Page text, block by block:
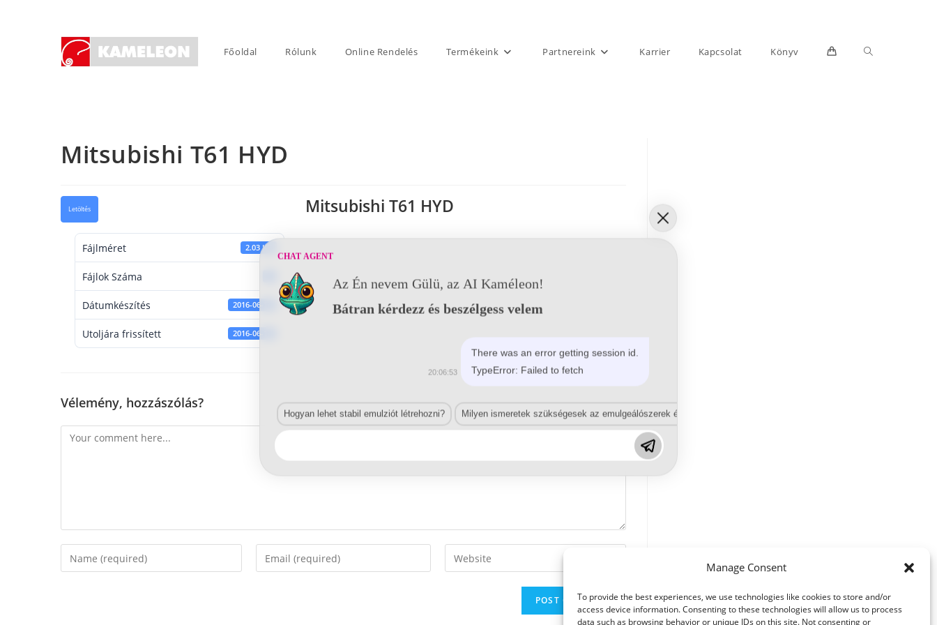
Manage Consent
To provide the best experiences, we use technologies like cookies to store and/or
access device information. Consenting to these technologies will allow us to process
data such as browsing behavior or unique IDs on this site. Not consenting or
Főoldal Rólunk Online Rendelés Termékeink Partnereink Karrier Kapcsolat Könyv Toggle
Mitsubishi T61 HYD
Letöltés
Fájlméret 2.03 KB
Fájlok Száma
Dátumkészítés 2016-06-14
Utoljára frissített 2016-06-14
Mitsubishi T61 HYD
Vélemény, hozzászólás?
Comment
Enter
your
Enter
your
Enter
your
CHAT AGENT
Az Én nevem Gülü, az AI Kaméleon!
Bátran kérdezz és beszélgess velem
There was an error getting session id.
TypeError: Failed to fetch
20:06:53
Hogyan lehet stabil emulziót létrehozni? Milyen ismeretek szükségesek az emulgeálószerek és diszpergálószerek terén?